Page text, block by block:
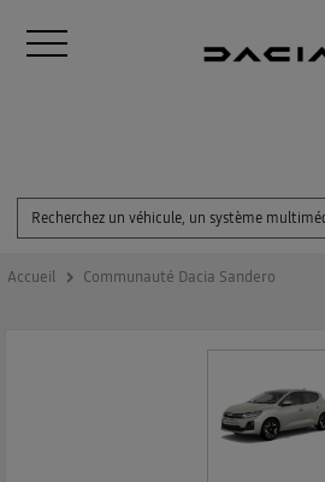
Accueil Communauté Dacia Sandero